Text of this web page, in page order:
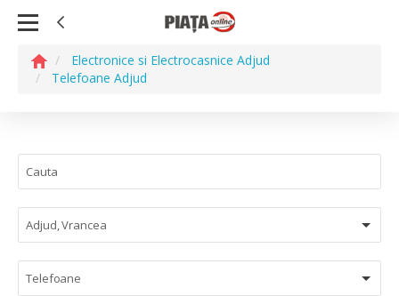
Electronice si Electrocasnice Adjud
Telefoane Adjud
Adjud, Vrancea
Telefoane